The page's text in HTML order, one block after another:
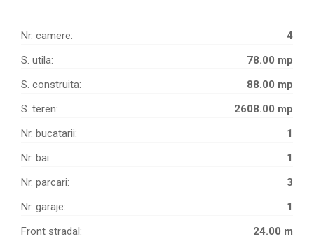
Nr. camere:
4
S. utila:
78.00 mp
S. construita:
88.00 mp
S. teren:
2608.00 mp
Nr. bucatarii:
1
Nr. bai:
1
Nr. parcari:
3
Nr. garaje:
1
Front stradal:
24.00 m